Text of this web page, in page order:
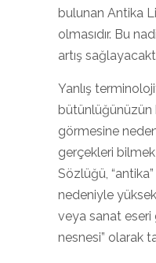
bulunan Antika
olmasıdır. Bu
artış
Yanlış
bütünlüğünüzün
görmesine
gerçekleri
Sözlüğü, “antika”
nedeniyle
veya sanat eseri
nesnesi” olarak